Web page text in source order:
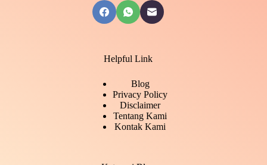
Helpful Link
Blog
Privacy Policy
Disclaimer
Tentang Kami
Kontak Kami